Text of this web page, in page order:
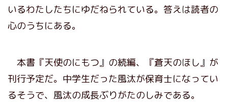
いるわたしたちにゆだねられている。答えは読者の
心のうちにある。
本書『天使のにもつ』の続編、『蒼天のほし』が
刊行予定だ。中学生だった風汰が保育士になってい
るそうで、風汰の成長ぶりがたのしみである。